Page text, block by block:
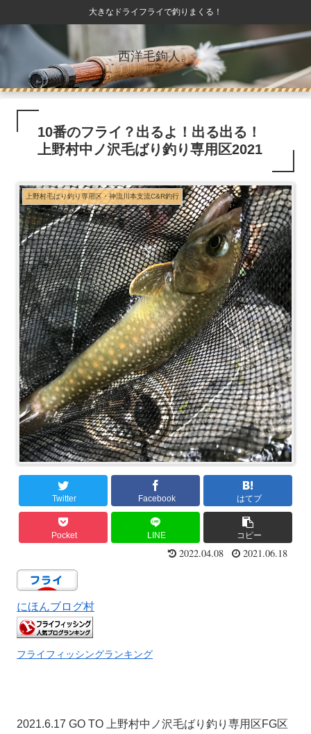
大きなドライフライで釣りまくる！
西洋毛鉤人。
10番のフライ？出るよ！出る出る！
上野村中ノ沢毛ばり釣り専用区2021
上野村毛ばり釣り専用区・神流川本支流C&R釣行
Twitter Facebook はてブ
Pocket LINE コピー
2022.04.08 2021.06.18
にほんブログ村
フライフィッシングランキング
2021.6.17 GO TO 上野村中ノ沢毛ばり釣り専用区FG区